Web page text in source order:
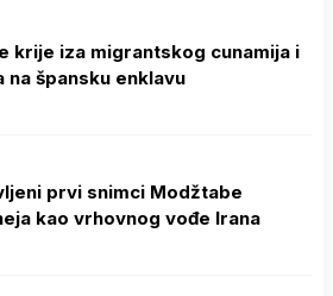
krije iza migrantskog cunamija i
na špansku enklavu
prvi snimci Modžtabe
kao vrhovnog vođe Irana